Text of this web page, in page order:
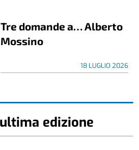
Tre domande a… Alberto
Mossino
18 LUGLIO 2026
edizione